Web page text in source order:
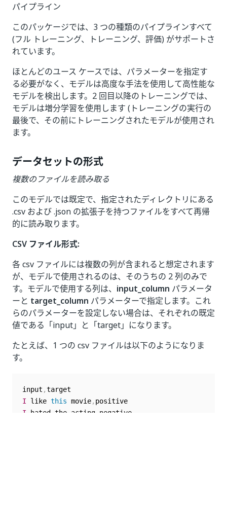
パイプライン
このパッケージでは、3 つの種類のパイプラインすべて
(フル トレーニング、トレーニング、評価) がサポートさ
れています。
ほとんどのユース ケースでは、パラメーターを指定す
る必要がなく、モデルは高度な手法を使用して高性能な
モデルを検出します。2 回目以降のトレーニングでは、
モデルは増分学習を使用します (トレーニングの実行の
最後で、その前にトレーニングされたモデルが使用され
ます。
データセットの形式
複数のファイルを読み取る
このモデルでは既定で、指定されたディレクトリにある
.csv および .json の拡張子を持つファイルをすべて再帰
的に読み取ります。
CSV ファイル形式:
各 csv ファイルには複数の列が含まれると想定されます
が、モデルで使用されるのは、そのうちの 2 列のみで
す。モデルで使用する列は、 input_column パラメータ
ーと target_column パラメーターで指定します。これ
らのパラメーターを設定しない場合は、それぞれの既定
値である「input」と「target」になります。
たとえば、1 つの csv ファイルは以下のようになりま
す。
input ,
I like this movie,
I hated the acting negative